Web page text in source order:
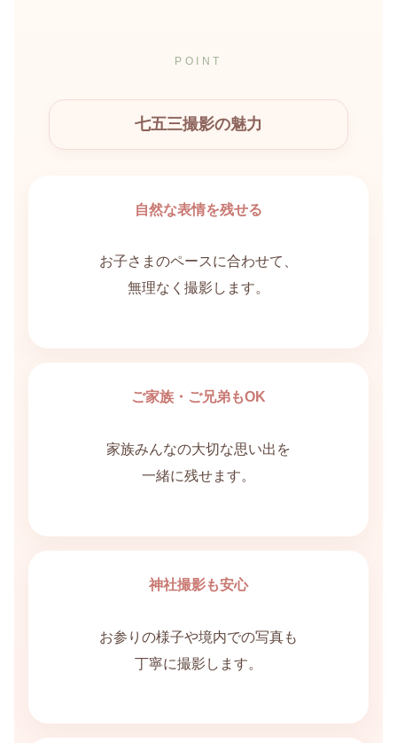
POINT
七五三撮影の魅力
自然な表情を残せる
お子さまのペースに合わせて、
無理なく撮影します。
ご家族・ご兄弟もOK
家族みんなの大切な思い出を
一緒に残せます。
神社撮影も安心
お参りの様子や境内での写真も
丁寧に撮影します。